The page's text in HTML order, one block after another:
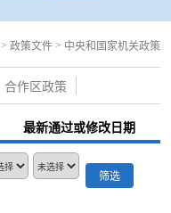
> 政策文件 > 中央和国家机关政策
合作区政策
最新通过或修改日期
筛选